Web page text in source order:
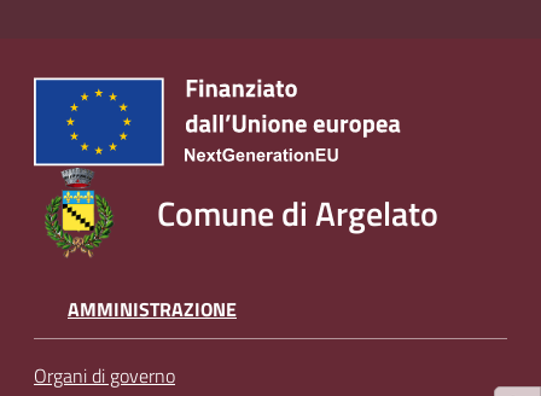
Comune di Argelato
AMMINISTRAZIONE
Organi di governo